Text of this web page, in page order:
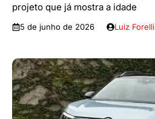
projeto que já mostra a idade
5 de junho de 2026 Luiz Forelli